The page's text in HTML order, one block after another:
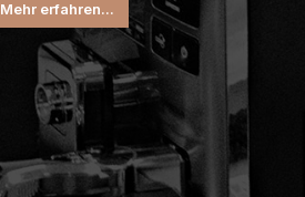
Mehr erfahren...